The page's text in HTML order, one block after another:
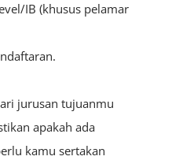
IB (khusus pelamar
jurusan tujuanmu
apakah ada
kamu sertakan